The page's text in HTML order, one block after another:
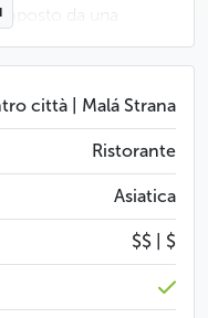
da una
esiste anche in
e confortevole
anche alla qualità
cui dimenticherete
trasportati
sogno,
forte caffè
città | Malá Strana
Ristorante
Asiatica
$$ | $